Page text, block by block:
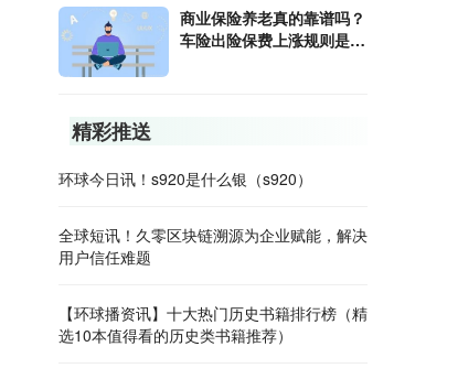
商业保险养老真的靠谱吗？
车险出险保费上涨规则是什
精彩推送
环球今日讯！s920是什么银（s920）
全球短讯！久零区块链溯源为企业赋能，解决
用户信任难题
【环球播资讯】十大热门历史书籍排行榜（精
选10本值得看的历史类书籍推荐）